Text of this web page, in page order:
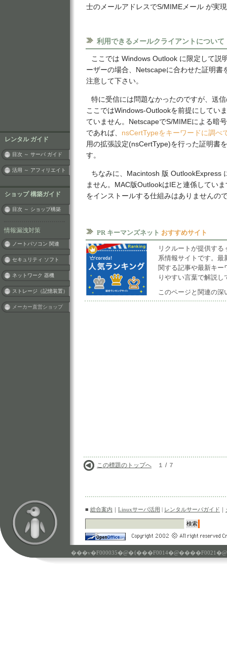
レンタル ガイド
目次 ～ サーバ ガイド
活用 ～ アフィリエイト
ショップ 構築ガイド
目次 ～ ショップ構築
情報漏洩対策
ノートパソコン 関連
セキュリティ ソフト
ネットワーク 器機
ストレージ（記憶装置）
メーカー直営ショップ
士のメールアドレスでS/MIMEメール が実
利用できるメールクライアントについて
ここでは Windows Outlook に限定して説
ーザーの場合、Netscapeに合わせた証明書
注意して下さい。
特に受信には問題なかったのですが、送
ここではWindows-Outlookを前提にしてい
ていません。NetscapeでS/MIMEによる暗
であれば、 nsCertTypeをキーワードに調べ
用の拡張設定(nsCertType)を行った証明書
す。
ちなみに、Macintosh 版 OutlookExpress
ません。MAC版OutlookはIEと連係してい
をインストールする仕組みはありませんの
この標題のトップへ １ / ７
■ 総合案内 ｜ Linuxサーバ活用 | レンタルサーバガイド ｜